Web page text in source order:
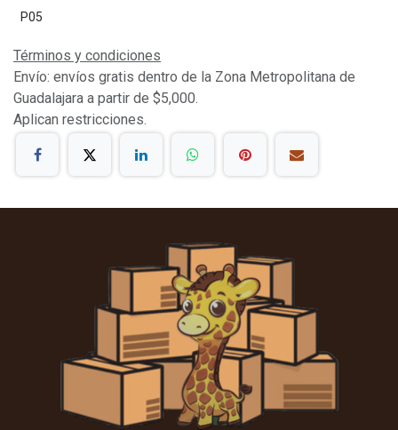
P05
Términos y condiciones
Envío: envíos gratis dentro de la Zona Metropolitana de
Guadalajara a partir de $5,000.
Aplican restricciones.